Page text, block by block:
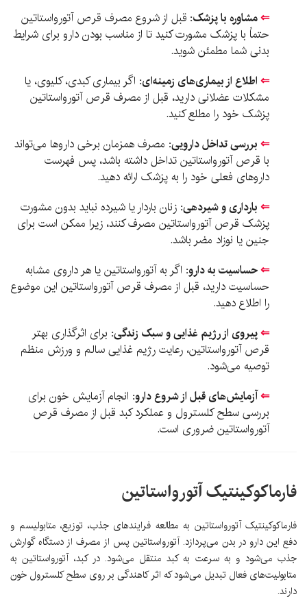
⇐مشاوره با پزشک: قبل از شروع مصرف قرص آتورواستاتین
حتماً با پزشک مشورت کنید تا از مناسب بودن دارو برای شرایط
بدنی شما مطمئن شوید.
⇐اطلاع از بیماری‌های زمینه‌ای: اگر بیماری کبدی، کلیوی، یا
مشکلات عضلانی دارید، قبل از مصرف قرص آتورواستاتین
پزشک خود را مطلع کنید.
⇐بررسی تداخل دارویی: مصرف همزمان برخی داروها می‌تواند
با قرص آتورواستاتین تداخل داشته باشد، پس فهرست
داروهای فعلی خود را به پزشک ارائه دهید.
⇐بارداری و شیردهی: زنان باردار یا شیرده نباید بدون مشورت
پزشک قرص آتورواستاتین مصرف کنند، زیرا ممکن است برای
جنین یا نوزاد مضر باشد.
⇐حساسیت به دارو: اگر به آتورواستاتین یا هر داروی مشابه
حساسیت دارید، قبل از مصرف قرص آتورواستاتین این موضوع
را اطلاع دهید.
⇐پیروی از رژیم غذایی و سبک زندگی: برای اثرگذاری بهتر
قرص آتورواستاتین، رعایت رژیم غذایی سالم و ورزش منظم
توصیه می‌شود.
⇐آزمایش‌های قبل از شروع دارو: انجام آزمایش خون برای
بررسی سطح کلسترول و عملکرد کبد قبل از مصرف قرص
آتورواستاتین ضروری است.
فارماکوکینتیک آتورواستاتین
فارماکوکینتیک آتورواستاتین به مطالعه فرایندهای جذب، توزیع، متابولیسم و
دفع این دارو در بدن می‌پردازد. آتورواستاتین پس از مصرف از دستگاه گوارش
جذب می‌شود و به سرعت به کبد منتقل می‌شود. در کبد، آتورواستاتین به
متابولیت‌های فعال تبدیل می‌شود که اثر کاهندگی بر روی سطح کلسترول خون
دارند.